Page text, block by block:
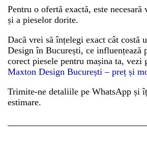
Pentru o ofertă exactă, este
și a pieselor dorite.
Dacă vrei să înțelegi exact cât costă
Design în București, ce influențează
corect piesele pentru mașina ta, vezi
Maxton Design București – preț și
Trimite-ne detaliile pe WhatsApp și
estimare.